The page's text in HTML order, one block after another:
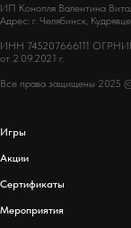
ИП Конопля Валентина
Адрес: г. Челябинск,
ИНН 745207666111
от 2.09.2021 г.
Все права защищены 2025
Игры
Акции
Сертификаты
Мероприятия